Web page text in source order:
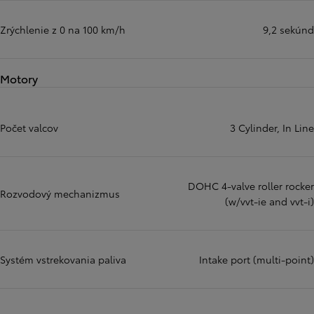
Zrýchlenie z 0 na 100 km/h 9,2 sekúnd
Motory
Počet valcov 3 Cylinder, In Line
Rozvodový mechanizmus
DOHC 4-valve roller rocker
(w/vvt-ie and vvt-i)
Systém vstrekovania paliva Intake port (multi-point)